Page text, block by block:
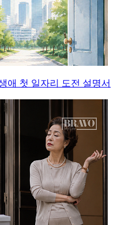
애 첫 일자리 도전 설명서